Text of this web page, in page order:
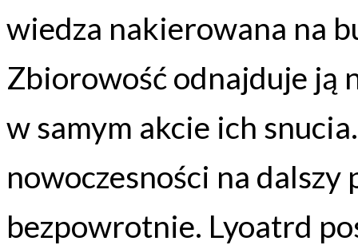
wiedza nakierowana na
Zbiorowość odnajduje ją
w samym akcie ich
nowoczesności na dalszy
bezpowrotnie. Lyoatrd